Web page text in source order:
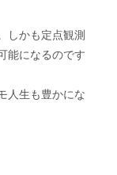
しかも定点観測
能になるのです
人生も豊かにな